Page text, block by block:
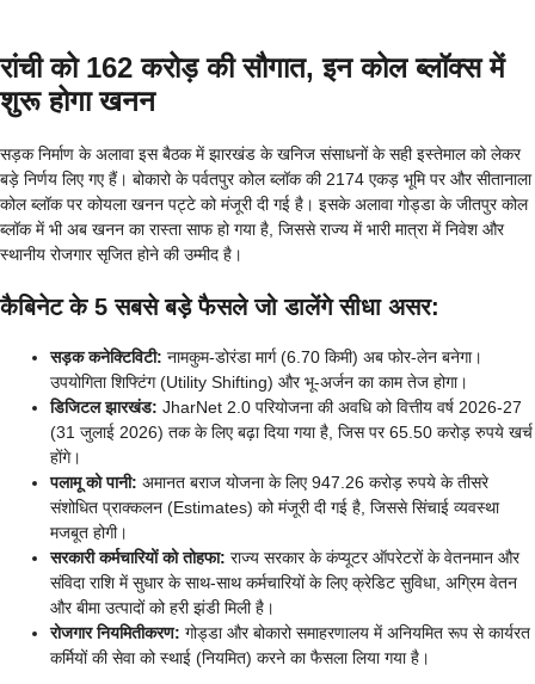
रांची को 162 करोड़ की सौगात, इन कोल ब्लॉक्स में
शुरू होगा खनन
सड़क निर्माण के अलावा इस बैठक में झारखंड के खनिज संसाधनों के सही इस्तेमाल को लेकर
बड़े निर्णय लिए गए हैं। बोकारो के पर्वतपुर कोल ब्लॉक की 2174 एकड़ भूमि पर और सीतानाला
कोल ब्लॉक पर कोयला खनन पट्टे को मंजूरी दी गई है। इसके अलावा गोड्डा के जीतपुर कोल
ब्लॉक में भी अब खनन का रास्ता साफ हो गया है, जिससे राज्य में भारी मात्रा में निवेश और
स्थानीय रोजगार सृजित होने की उम्मीद है।
कैबिनेट के 5 सबसे बड़े फैसले जो डालेंगे सीधा असर:
सड़क कनेक्टिविटी: नामकुम-डोरंडा मार्ग (6.70 किमी) अब फोर-लेन बनेगा।
उपयोगिता शिफ्टिंग (Utility Shifting) और भू-अर्जन का काम तेज होगा।
डिजिटल झारखंड: JharNet 2.0 परियोजना की अवधि को वित्तीय वर्ष 2026-27
(31 जुलाई 2026) तक के लिए बढ़ा दिया गया है, जिस पर 65.50 करोड़ रुपये खर्च
होंगे।
पलामू को पानी: अमानत बराज योजना के लिए 947.26 करोड़ रुपये के तीसरे
संशोधित प्राक्कलन (Estimates) को मंजूरी दी गई है, जिससे सिंचाई व्यवस्था
मजबूत होगी।
सरकारी कर्मचारियों को तोहफा: राज्य सरकार के कंप्यूटर ऑपरेटरों के वेतनमान और
संविदा राशि में सुधार के साथ-साथ कर्मचारियों के लिए क्रेडिट सुविधा, अग्रिम वेतन
और बीमा उत्पादों को हरी झंडी मिली है।
रोजगार नियमितीकरण: गोड्डा और बोकारो समाहरणालय में अनियमित रूप से कार्यरत
कर्मियों की सेवा को स्थाई (नियमित) करने का फैसला लिया गया है।